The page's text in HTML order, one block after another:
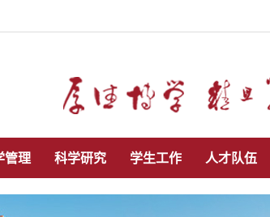
管理 科学研究 学生工作 人才队伍